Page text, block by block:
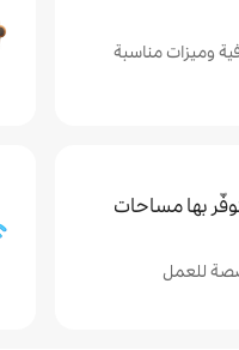
وميزات مناسبة
بها مساحات